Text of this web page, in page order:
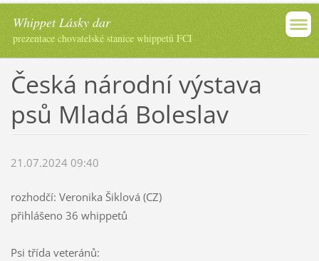
Whippet Lásky dar
prezentace chovatelské stanice whippetů FCI
Česká národní výstava
psů Mladá Boleslav
21.07.2024 09:40
rozhodčí: Veronika Šiklová (CZ)
přihlášeno 36 whippetů
Psi třída veteránů: